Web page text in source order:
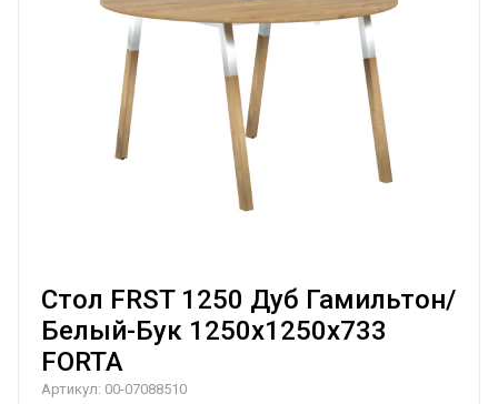
Стол FRST 1250 Дуб Гамильтон/
Белый-Бук 1250х1250х733
FORTA
Артикул: 00-07088510